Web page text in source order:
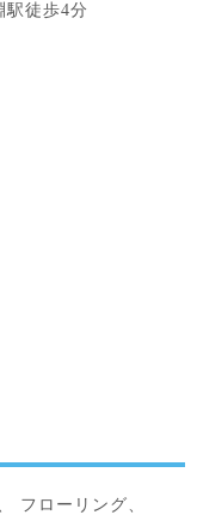
駅徒歩4分
フローリング、